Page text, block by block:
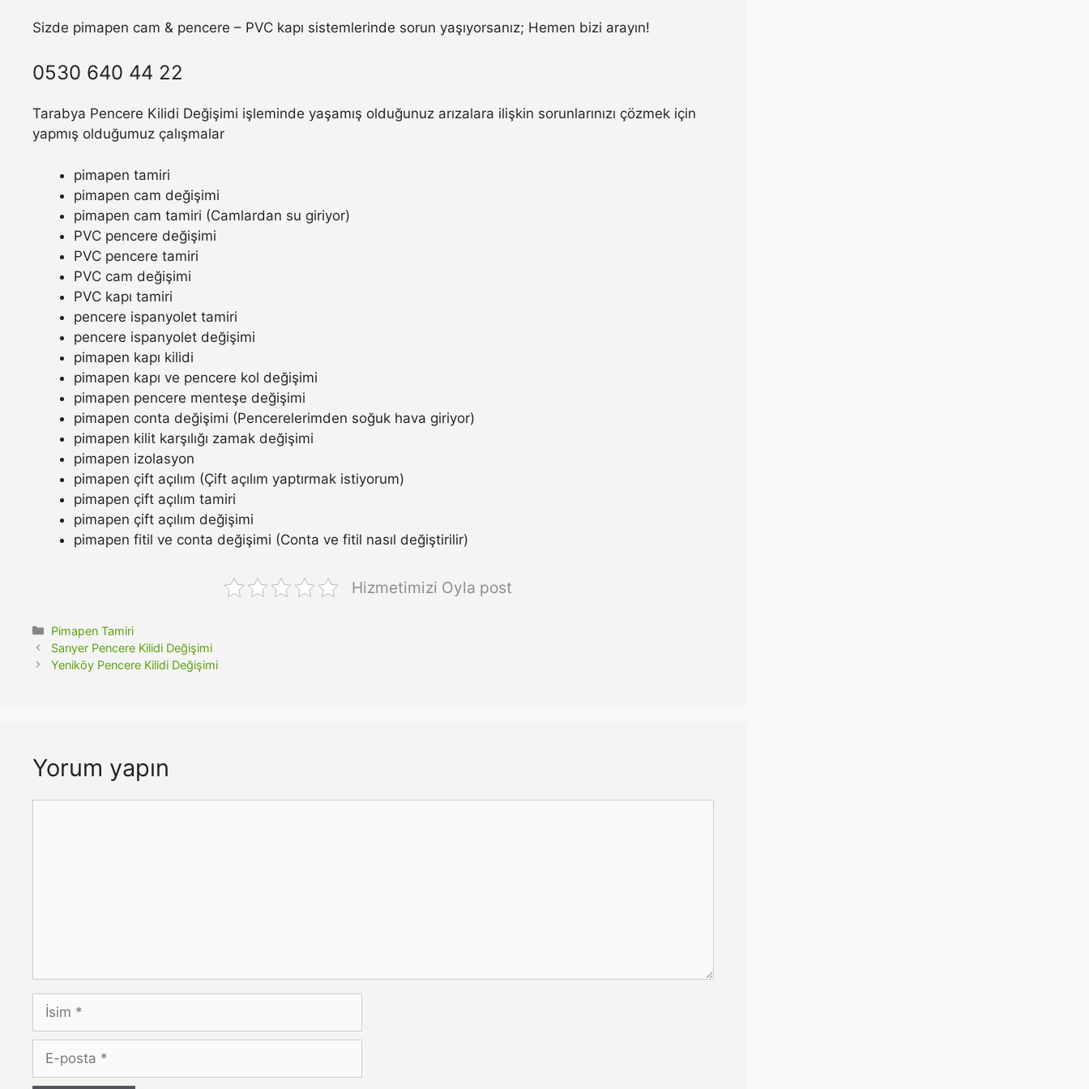
Sizde pimapen cam & pencere – PVC kapı sistemlerinde sorun yaşıyorsanız; Hemen bizi arayın!
0530 640 44 22
Tarabya Pencere Kilidi Değişimi işleminde yaşamış olduğunuz arızalara ilişkin sorunlarınızı çözmek için
yapmış olduğumuz çalışmalar
pimapen tamiri
pimapen cam değişimi
pimapen cam tamiri (Camlardan su giriyor)
PVC pencere değişimi
PVC pencere tamiri
PVC cam değişimi
PVC kapı tamiri
pencere ispanyolet tamiri
pencere ispanyolet değişimi
pimapen kapı kilidi
pimapen kapı ve pencere kol değişimi
pimapen pencere menteşe değişimi
pimapen conta değişimi (Pencerelerimden soğuk hava giriyor)
pimapen kilit karşılığı zamak değişimi
pimapen izolasyon
pimapen çift açılım (Çift açılım yaptırmak istiyorum)
pimapen çift açılım tamiri
pimapen çift açılım değişimi
pimapen fitil ve conta değişimi (Conta ve fitil nasıl değiştirilir)
Hizmetimizi Oyla post
Kategoriler
Pimapen Tamiri
Sarıyer Pencere Kilidi Değişimi
Yeniköy Pencere Kilidi Değişimi
Yorum yapın
İsim
posta